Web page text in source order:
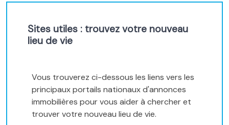
Sites utiles : trouvez votre nouveau
lieu de vie
Vous trouverez ci-dessous les liens vers les
principaux portails nationaux d'annonces
immobilières pour vous aider à chercher et
trouver votre nouveau lieu de vie.